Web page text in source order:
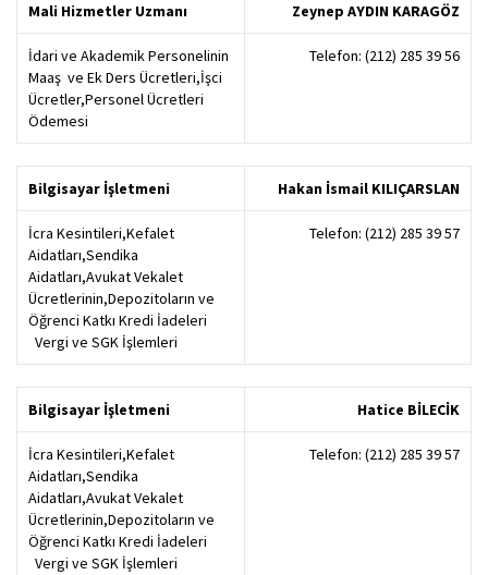
Mali Hizmetler Uzmanı Zeynep AYDIN KARAGÖZ
İdari ve Akademik Personelinin
Maaş ve Ek Ders Ücretleri,İşci
Ücretler,Personel Ücretleri
Ödemesi
Telefon: (212) 285 39 56
Bilgisayar İşletmeni Hakan İsmail KILIÇARSLAN
İcra Kesintileri,Kefalet
Aidatları,Sendika
Aidatları,Avukat Vekalet
Ücretlerinin,Depozitoların ve
Öğrenci Katkı Kredi İadeleri
Vergi ve SGK İşlemleri
Telefon: (212) 285 39 57
Bilgisayar İşletmeni Hatice BİLECİK
İcra Kesintileri,Kefalet
Aidatları,Sendika
Aidatları,Avukat Vekalet
Ücretlerinin,Depozitoların ve
Öğrenci Katkı Kredi İadeleri
Vergi ve SGK İşlemleri
Telefon: (212) 285 39 57